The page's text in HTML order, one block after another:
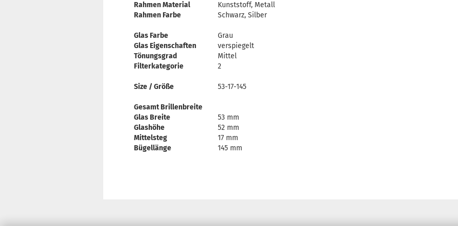
Rahmen Material
Kunststoff, Metall
Rahmen Farbe
Schwarz, Silber
Glas Farbe
Grau
Glas Eigenschaften
verspiegelt
Tönungsgrad
Mittel
Filterkategorie
2
Size / Größe 53-17-145
Gesamt Brillenbreite
Glas Breite
53 mm
Glashöhe
52 mm
Mittelsteg
17 mm
Bügellänge
145 mm